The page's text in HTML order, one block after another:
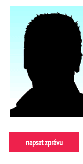
napsat zprávu